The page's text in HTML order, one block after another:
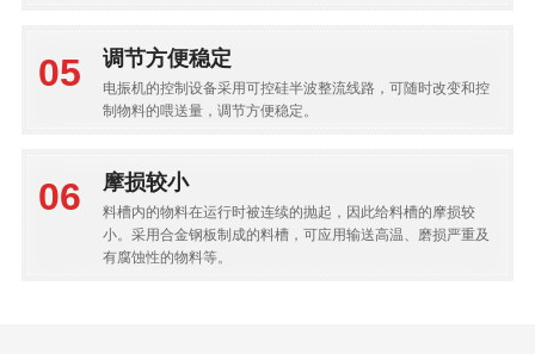
调节方便稳定
电振机的控制设备采用可控硅半波整流线路，可随时改变和控
制物料的喂送量，调节方便稳定。
摩损较小
料槽内的物料在运行时被连续的抛起，因此给料槽的摩损较
小。采用合金钢板制成的料槽，可应用输送高温、磨损严重及
有腐蚀性的物料等。